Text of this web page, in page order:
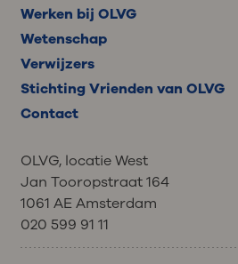
Werken bij OLVG
Wetenschap
Verwijzers
Stichting Vrienden van OLVG
Contact
OLVG, locatie West
Jan Tooropstraat 164
1061 AE Amsterdam
020 599 91 11